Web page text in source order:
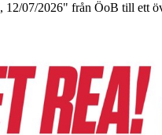
07/2026" från ÖoB till ett